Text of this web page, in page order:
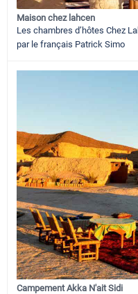
Maison chez lahcen
Les chambres d’hôtes Chez
par le français Patrick Simo
Campement Akka N'ait Sidi